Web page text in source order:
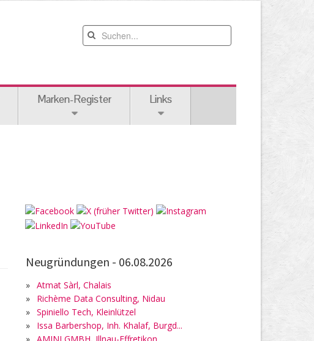
Marken-Register Links
Neugründungen - 06.08.2026
» Atmat Sàrl, Chalais
»
Richème Data Consulting, Nidau
» Spiniello Tech, Kleinlützel
»
Issa Barbershop, Inh. Khalaf, Burgd...
» AMINI GMBH, Illnau-Effretikon